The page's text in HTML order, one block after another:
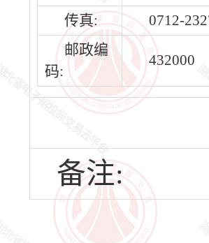
传真:
0712-
邮政编
码:
432000
备注: